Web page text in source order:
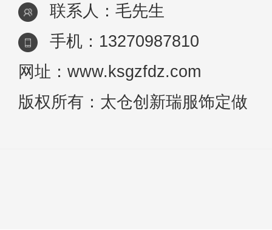
联系人：毛先生
手机：13270987810
网址：www.ksgzfdz.com
版权所有：太仓创新瑞服饰定做